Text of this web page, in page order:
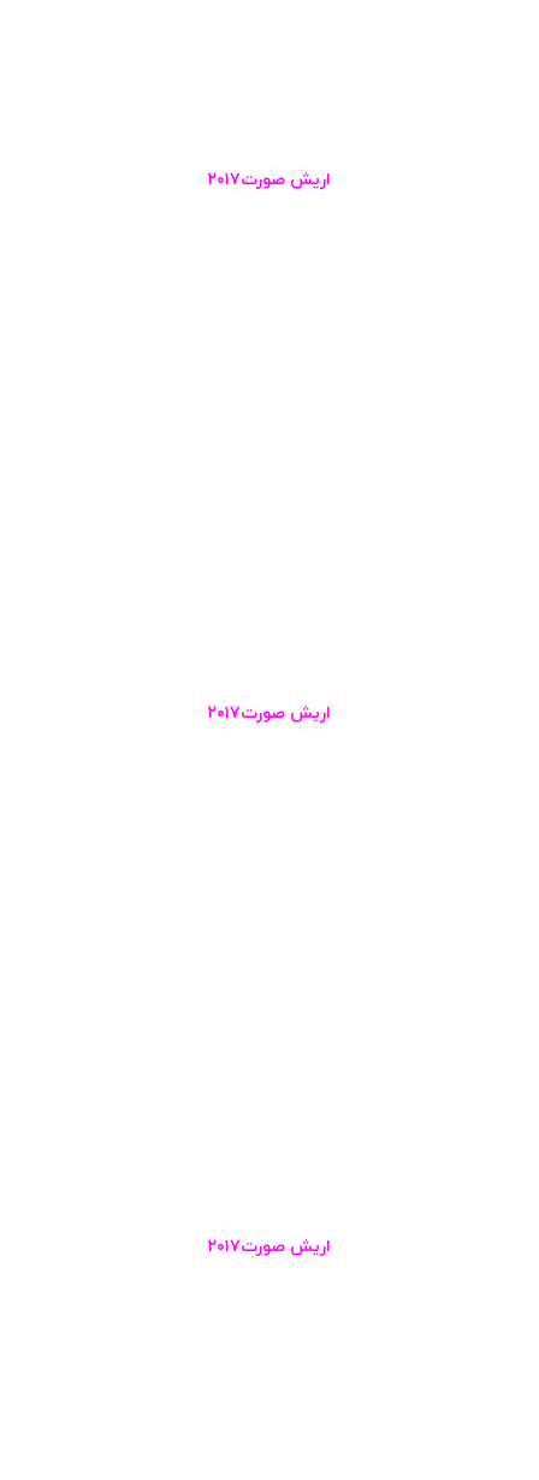
اریش صورت۲۰۱۷
اریش صورت۲۰۱۷
اریش صورت۲۰۱۷